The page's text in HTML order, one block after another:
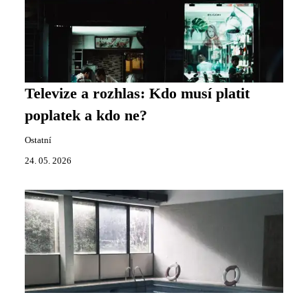
Televize a rozhlas: Kdo musí platit
poplatek a kdo ne?
Ostatní
24. 05. 2026